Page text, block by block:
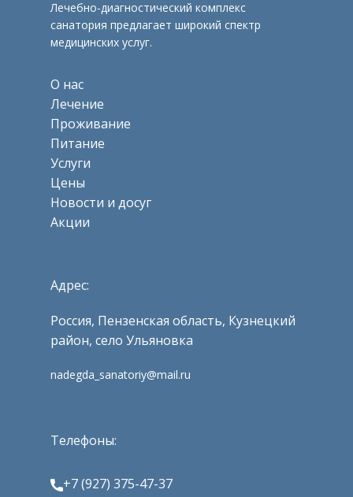
Лечебно-диагностический комплекс
санатория предлагает широкий спектр
медицинских услуг.
О нас
Лечение
Проживание
Питание
Услуги
Цены
Новости и досуг
Акции
Адрес:
Россия, Пензенская область, Кузнецкий
район, село Ульяновка
nadegda_sanatoriy@mail.ru
Телефоны:
+7 (927) 375-47-37